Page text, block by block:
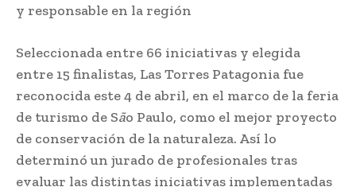
y responsable en la región
Seleccionada entre 66 iniciativas y elegida
entre 15 finalistas, Las Torres Patagonia fue
reconocida este 4 de abril, en el marco de la feria
de turismo de São Paulo, como el mejor proyecto
de conservación de la naturaleza. Así lo
determinó un jurado de profesionales tras
evaluar las distintas iniciativas implementadas